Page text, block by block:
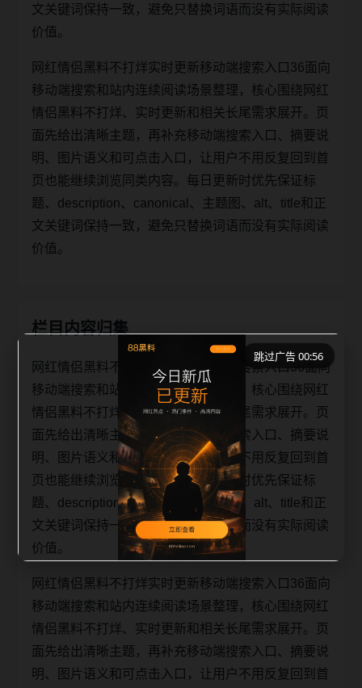
文关键词保持一致，避免只替换词语而没有实际阅读
价值。
网红情侣黑料不打烊实时更新移动端搜索入口36面向
移动端搜索和站内连续阅读场景整理，核心围绕网红
情侣黑料不打烊、实时更新和相关长尾需求展开。页
面先给出清晰主题，再补充移动端搜索入口、摘要说
明、图片语义和可点击入口，让用户不用反复回到首
页也能继续浏览同类内容。每日更新时优先保证标
题、description、canonical、主题图、alt、title和正
文关键词保持一致，避免只替换词语而没有实际阅读
价值。
栏目内容归集
网红情侣黑料不打烊实时更新移动端搜索入口36面向
移动端搜索和站内连续阅读场景整理，核心围绕网红
情侣黑料不打烊、实时更新和相关长尾需求展开。页
面先给出清晰主题，再补充移动端搜索入口、摘要说
明、图片语义和可点击入口，让用户不用反复回到首
页也能继续浏览同类内容。每日更新时优先保证标
题、description、canonical、主题图、alt、title和正
文关键词保持一致，避免只替换词语而没有实际阅读
价值。
网红情侣黑料不打烊实时更新移动端搜索入口36面向
移动端搜索和站内连续阅读场景整理，核心围绕网红
情侣黑料不打烊、实时更新和相关长尾需求展开。页
面先给出清晰主题，再补充移动端搜索入口、摘要说
明、图片语义和可点击入口，让用户不用反复回到首
跳过广告 00:56